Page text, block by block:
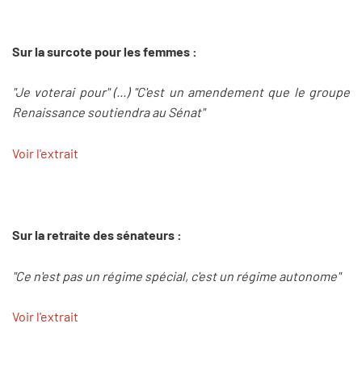
Sur la surcote pour les femmes :
"Je voterai pour" (...) "C'est un amendement que le groupe
Renaissance soutiendra au Sénat"
Voir l'extrait
Sur la retraite des sénateurs :
"Ce n'est pas un régime spécial, c'est un régime autonome"
Voir l'extrait